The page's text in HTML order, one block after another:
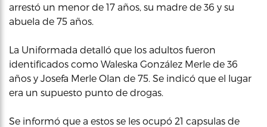
arrestó un menor de 17 años, su madre de 36 y su
abuela de 75 años.
La Uniformada detalló que los adultos fueron
identificados como Waleska González Merle de 36
años y Josefa Merle Olan de 75. Se indicó que el lugar
era un supuesto punto de drogas.
Se informó que a estos se les ocupó 21 capsulas de